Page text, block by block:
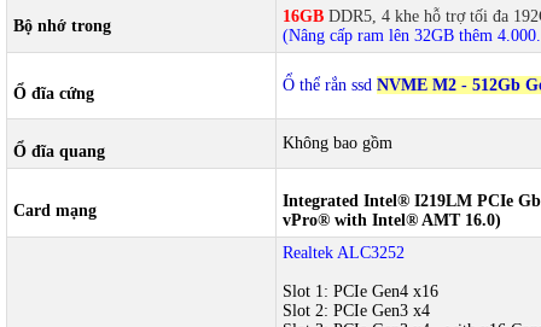
Bộ nhớ trong
16GB DDR5, 4 khe hỗ trợ tối đa
(Nâng cấp ram lên 32GB thêm
Ổ đĩa cứng Ổ thể rắn ssd NVME M2 - 512Gb
Ổ đĩa quang Không bao gồm
Card mạng
Integrated Intel® I219LM PCIe
vPro® with Intel® AMT 16.0)
Realtek ALC3252
Slot 1: PCIe Gen4 x16
Slot 2: PCIe Gen3 x4